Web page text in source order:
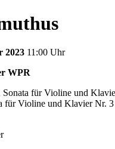
2023 11:00 Uhr
WPR
Sonata für Violine und
für Violine und Klavier Nr.